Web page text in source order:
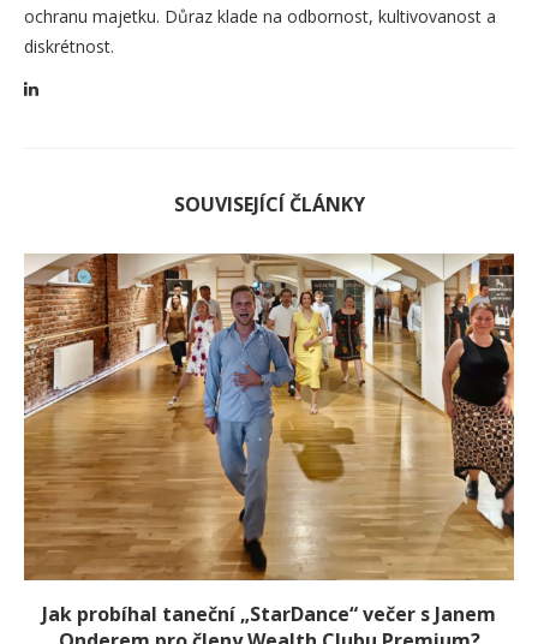
ochranu majetku. Důraz klade na odbornost, kultivovanost a
diskrétnost.
SOUVISEJÍCÍ ČLÁNKY
Jak probíhal taneční „StarDance“ večer s Janem